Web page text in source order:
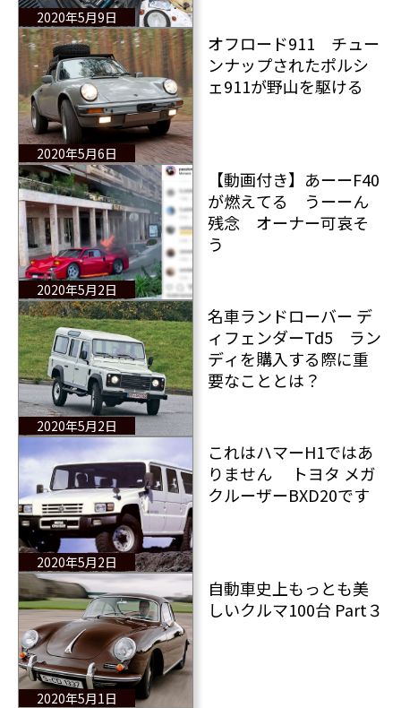
2020年5月9日
2020年5月6日
オフロード911 チュー
ンナップされたポルシ
ェ911が野山を駆ける
2020年5月2日
【動画付き】あーーF40
が燃えてる うーーん
残念 オーナー可哀そ
う
2020年5月2日
名車ランドローバー デ
ィフェンダーTd5 ラン
ディを購入する際に重
要なこととは？
2020年5月2日
これはハマーH1ではあ
りません トヨタ メガ
クルーザーBXD20です
2020年5月1日
自動車史上もっとも美
しいクルマ100台 Part３